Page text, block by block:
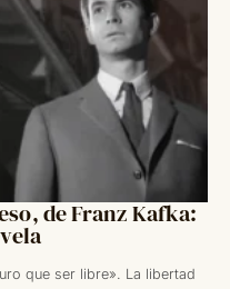
de Franz Kafka:
que ser libre». La libertad